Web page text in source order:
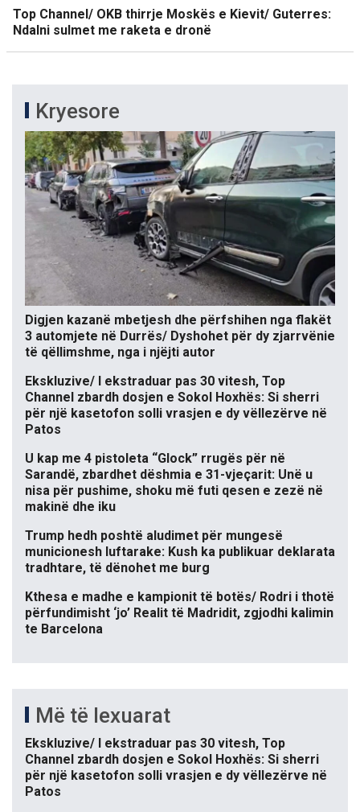
Top Channel/ OKB thirrje Moskës e Kievit/ Guterres:
Ndalni sulmet me raketa e dronë
Kryesore
Digjen kazanë mbetjesh dhe përfshihen nga flakët
3 automjete në Durrës/ Dyshohet për dy zjarrvënie
të qëllimshme, nga i njëjti autor
Ekskluzive/ I ekstraduar pas 30 vitesh, Top
Channel zbardh dosjen e Sokol Hoxhës: Si sherri
për një kasetofon solli vrasjen e dy vëllezërve në
Patos
U kap me 4 pistoleta “Glock” rrugës për në
Sarandë, zbardhet dëshmia e 31-vjeçarit: Unë u
nisa për pushime, shoku më futi qesen e zezë në
makinë dhe iku
Trump hedh poshtë aludimet për mungesë
municionesh luftarake: Kush ka publikuar deklarata
tradhtare, të dënohet me burg
Kthesa e madhe e kampionit të botës/ Rodri i thotë
përfundimisht ‘jo’ Realit të Madridit, zgjodhi kalimin
te Barcelona
Më të lexuarat
Ekskluzive/ I ekstraduar pas 30 vitesh, Top
Channel zbardh dosjen e Sokol Hoxhës: Si sherri
për një kasetofon solli vrasjen e dy vëllezërve në
Patos